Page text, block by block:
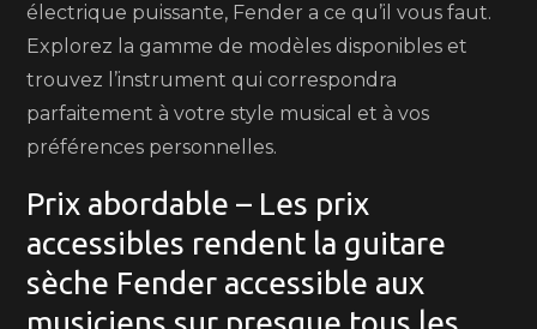
électrique puissante, Fender a ce qu’il vous faut.
Explorez la gamme de modèles disponibles et
trouvez l’instrument qui correspondra
parfaitement à votre style musical et à vos
préférences personnelles.
Prix abordable – Les prix
accessibles rendent la guitare
sèche Fender accessible aux